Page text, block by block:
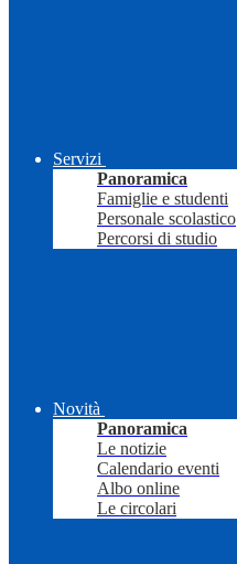
Servizi
Panoramica
Famiglie e studenti
Personale scolastico
Percorsi di studio
Novità
Panoramica
Le notizie
Calendario eventi
Albo online
Le circolari